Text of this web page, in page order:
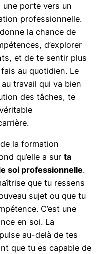
une porte vers un
professionnelle.
la chance de
d’explorer
et de te sentir plus
au quotidien. Le
travail qui va bien
des tâches, te
la formation
qu’elle a sur ta
soi professionnelle.
que tu ressens
sujet ou que tu
C’est une
en soi. La
au-delà de tes
que tu es capable de